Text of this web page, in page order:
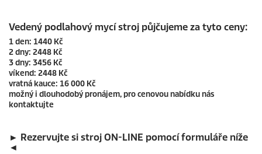
Vedený podlahový mycí stroj půjčujeme za tyto ceny:
1 den: 1440 Kč
2 dny: 2448 Kč
3 dny: 3456 Kč
víkend: 2448 Kč
vratná kauce: 16 000 Kč
možný i dlouhodobý pronájem, pro cenovou nabídku nás
kontaktujte
► Rezervujte si stroj ON-LINE pomocí formuláře níže
◄